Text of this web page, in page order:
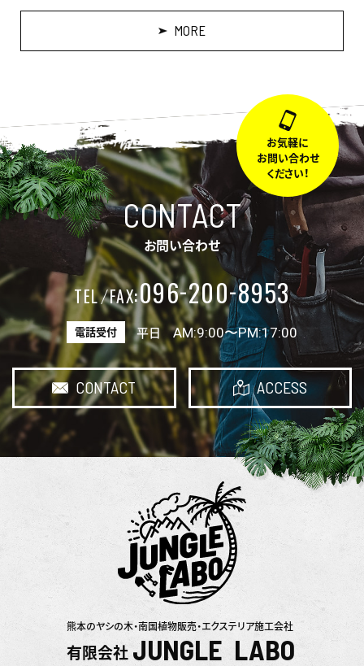
MORE
CONTACT
お問い合わせ
お気軽に
お問い合わせ
ください！
TEL FAX:096-200-8953
電話受付 平日AM:9:00〜PM:17:00
CONTACT ACCESS
熊本のヤシの木・南国植物販売・エクステリア施工会社
有限会社 JUNGLE LABO